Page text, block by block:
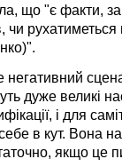
що "є факти,
чи рухатиметься
негативний
дуже великі
і для
в кут. Вона
якщо це